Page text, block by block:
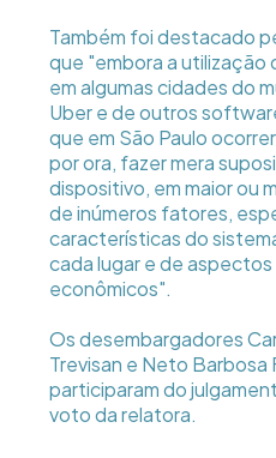
Também foi destacado
que "embora a utilização
em algumas cidades do
Uber e de outros
que em São Paulo
por ora, fazer mera
dispositivo, em maior ou
de inúmeros fatores,
características do
cada lugar e de aspectos
econômicos".
Os desembargadores
Trevisan e Neto Barbosa
participaram do
voto da relatora.